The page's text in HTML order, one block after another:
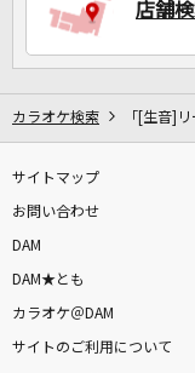
家族
店舗
カラオケ検索 「[生音]
サイトマップ
お問い合わせ
DAM
DAM★とも
カラオケ＠DAM
サイトのご利用について